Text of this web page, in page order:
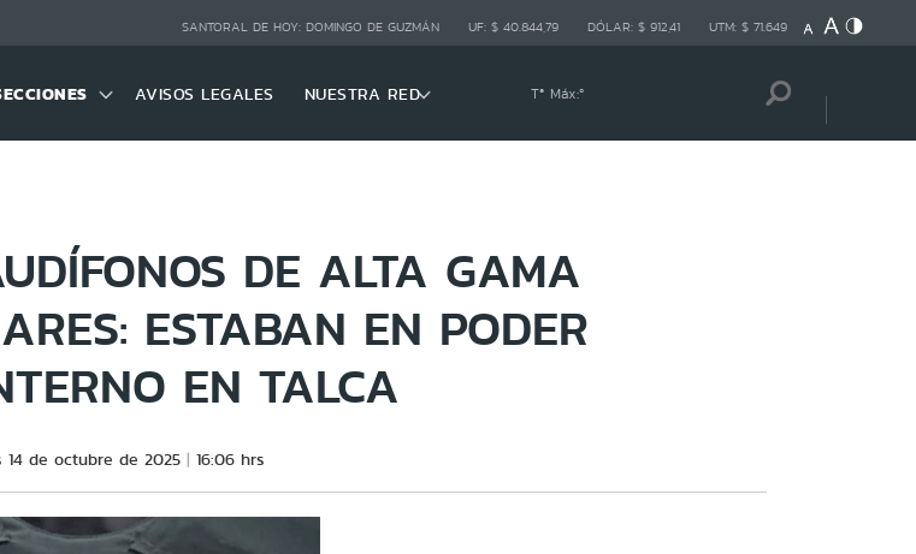
SANTORAL DE HOY: DOMINGO DE GUZMÁN UF: $ 40.844,79 DÓLAR: $ 912,41 UTM: $ 71.649
AVISOS LEGALES NUESTRA RED Tª Máx:º
DE ALTA GAMA
ESTABAN EN PODER
EN TALCA
14 de octubre de 2025 16:06 hrs